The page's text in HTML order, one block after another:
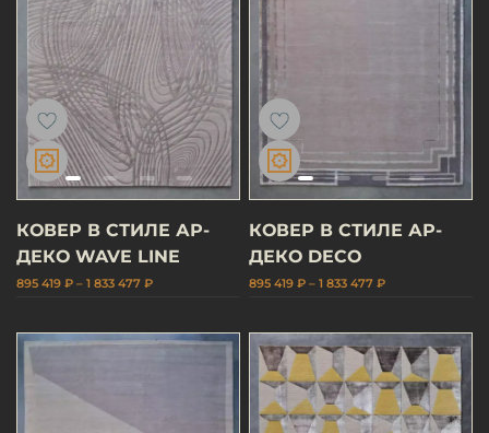
КОВЕР В СТИЛЕ АР-
ДЕКО WAVE LINE
895 419 ₽ – 1 833 477 ₽
КОВЕР В СТИЛЕ АР-
ДЕКО DECO
895 419 ₽ – 1 833 477 ₽